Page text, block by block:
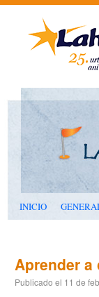
INICIO
Aprender a
Publicado el 11 de